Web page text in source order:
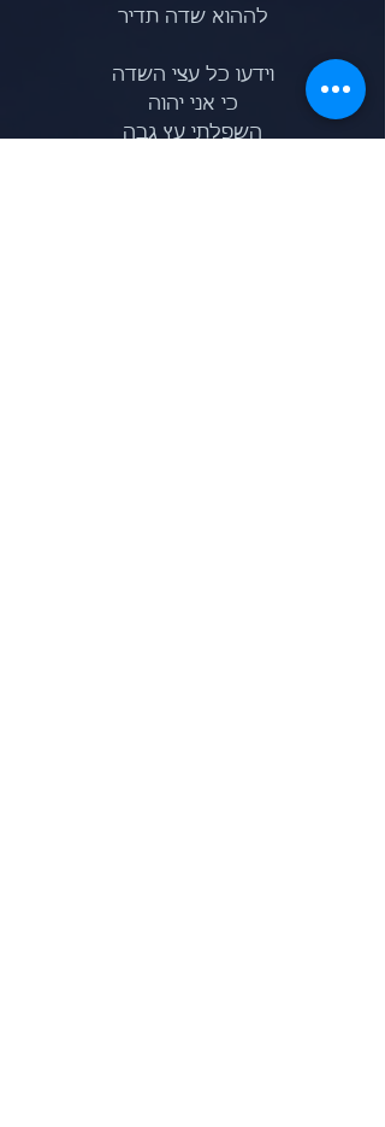
לההוא שדה תדיר
וידעו כל עצי השדה
כי אני יהוה
השפלתי עץ גבה